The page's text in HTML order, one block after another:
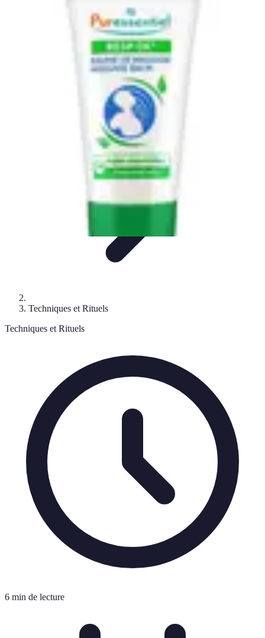
IngrédientsRoutine de soins
Techniques et Rituels
Techniques et Rituels
6 min de lecture